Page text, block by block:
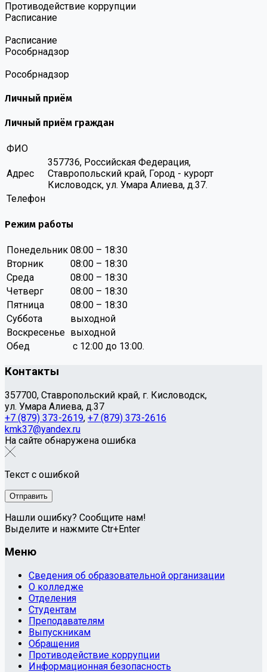
Противодействие коррупции
Расписание
Расписание
Роcобрнадзор
Роcобрнадзор
Личный приём
Личный приём граждан
ФИО
Адрес
357736, Российская Федерация,
Ставропольский край, Город - курорт
Кисловодск, ул. Умара Алиева, д.37.
Телефон
Режим работы
Понедельник 08:00 – 18:30
Вторник
08:00 – 18:30
Среда
08:00 – 18:30
Четверг
08:00 – 18:30
Пятница
08:00 – 18:30
Суббота
выходной
Воскресенье выходной
Обед
с 12:00 до 13:00.
Контакты
357700, Ставропольский край, г. Кисловодск,
ул. Умара Алиева, д.37
+7 (879) 373-2619, +7 (879) 373-2616
kmk37@yandex.ru
На сайте обнаружена ошибка
Текст с ошибкой
Нашли ошибку? Сообщите нам!
Выделите и нажмите Ctr+Enter
Меню
Сведения об образовательной организации
О колледже
Отделения
Студентам
Преподавателям
Выпускникам
Обращения
Противодействие коррупции
Информационная безопасность